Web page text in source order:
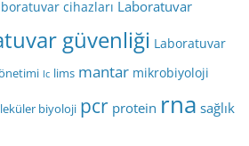
cihazları Laboratuvar
güvenliği Laboratuvar
lc lims mantar mikrobiyoloji
biyoloji pcr protein rna sağlık